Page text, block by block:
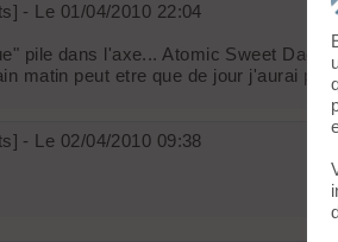
- Le 01/04/2010 22:04
pile dans l'axe... Atomic Sweet
matin peut etre que de jour j'aurai
- Le 02/04/2010 09:38